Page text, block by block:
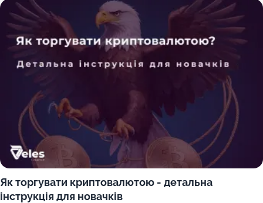
Як торгувати криптовалютою - детальна
інструкція для новачків